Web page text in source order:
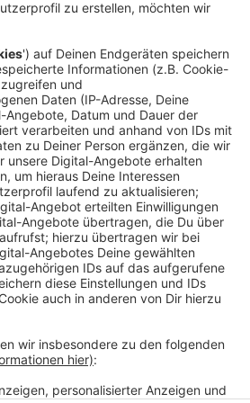
ist der Verein nach eigenen
mit den
deren Verträge auslaufen.
Kontakt zu Topspielern aus der
Ligen. Bereits während der
Stürmer den KEV vorzeitig
29.04.2021 05:20